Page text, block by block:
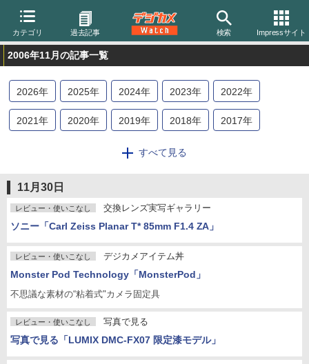
カテゴリ 過去記事 検索 Impressサイト
2006年11月の記事一覧
2026年 2025年 2024年 2023年 2022年
2021年 2020年 2019年 2018年 2017年
2014年 2013
2006 年 2005年 2004年
すべて見る
11月30日
レビュー・使いこなし 交換レンズ実写ギャラリー
ソニー「Carl Zeiss Planar T* 85mm F1.4 ZA」
レビュー・使いこなし デジカメアイテム丼
Monster Pod Technology「MonsterPod」
不思議な素材の“粘着式"カメラ固定具
レビュー・使いこなし 写真で見る
写真で見る「LUMIX DMC-FX07 限定漆モデル」